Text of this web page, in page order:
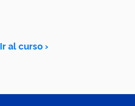
Ir al curso ›